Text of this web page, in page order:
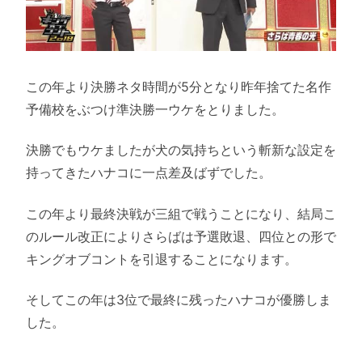
この年より決勝ネタ時間が5分となり昨年捨てた名作
予備校をぶつけ準決勝一ウケをとりました。
決勝でもウケましたが犬の気持ちという斬新な設定を
持ってきたハナコに一点差及ばずでした。
この年より最終決戦が三組で戦うことになり、結局こ
のルール改正によりさらばは予選敗退、四位との形で
キングオブコントを引退することになります。
そしてこの年は3位で最終に残ったハナコが優勝しま
した。